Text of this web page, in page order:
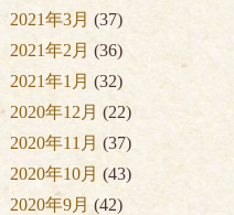
2021年3月 (37)
2021年2月 (36)
2021年1月 (32)
2020年12月 (22)
2020年11月 (37)
2020年10月 (43)
2020年9月 (42)